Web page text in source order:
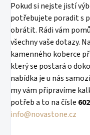
Pokud si nejste jistí
potřebujete poradit s
obrátit. Rádi vám
všechny vaše dotazy.
kamenného koberce
který se postará o
nabídka je u nás
my vám připravíme
potřeb a to na čísle
info@novastone.cz